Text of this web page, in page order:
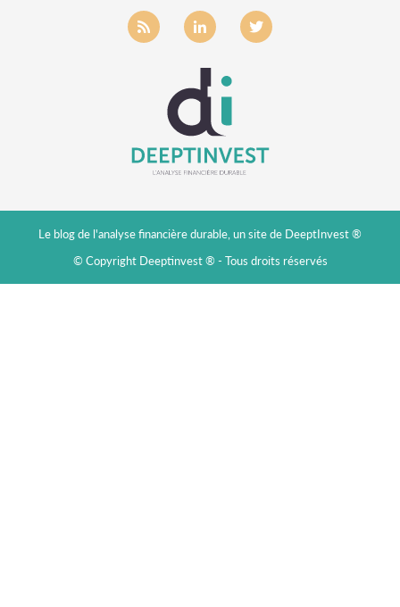
Le blog de l'analyse financière durable, un site de DeeptInvest ®
© Copyright Deeptinvest ® - Tous droits réservés